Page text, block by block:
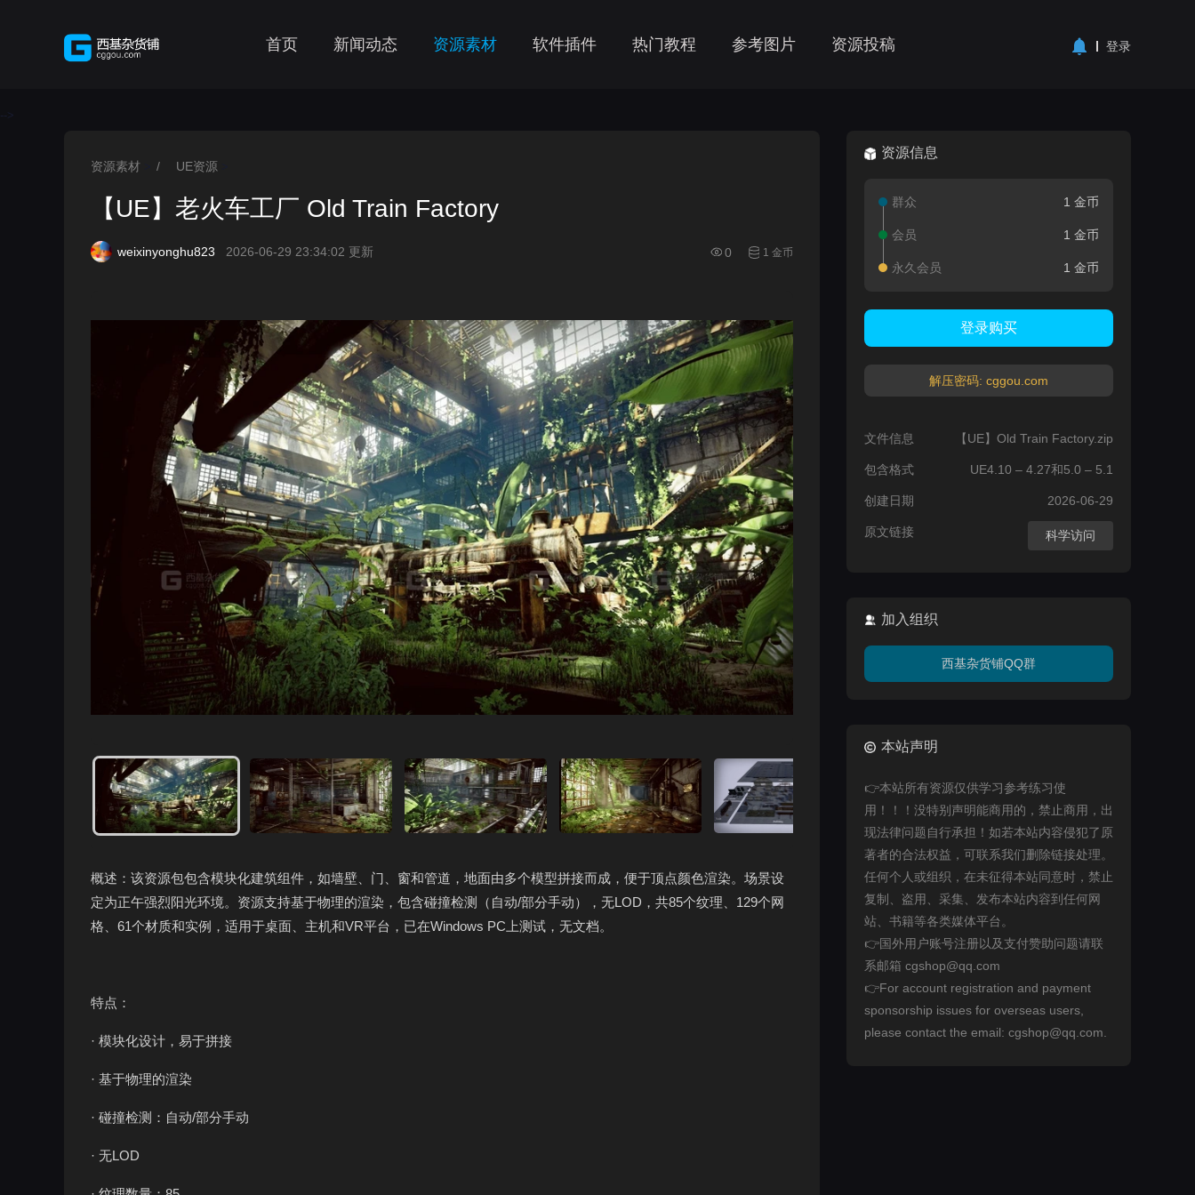
首页 新闻动态 资源素材 软件插件 热门教程 参考图片 资源投稿 登录
-->
资源素材 / UE资源
【UE】老火车工厂 Old Train Factory
weixinyonghu823 2026-06-29 23:34:02 更新 0 1 金币
概述：该资源包包含模块化建筑组件，如墙壁、门、窗和管道，地面由多个模型拼接而成，便于顶点颜色渲染。场景设
定为正午强烈阳光环境。资源支持基于物理的渲染，包含碰撞检测（自动/部分手动），无LOD，共85个纹理、129个网
格、61个材质和实例，适用于桌面、主机和VR平台，已在Windows PC上测试，无文档。
特点：
· 模块化设计，易于拼接
· 基于物理的渲染
· 碰撞检测：自动/部分手动
· 无LOD
资源信息
群众 1 金币
会员 1 金币
永久会员 1 金币
登录购买
解压密码: cggou.com
文件信息 【UE】Old Train Factory.zip
包含格式 UE4.10 – 4.27和5.0 – 5.1
创建日期 2026-06-29
原文链接 科学访问
加入组织
西基杂货铺QQ群
本站声明
👉本站所有资源仅供学习参考练习使
用！！！没特别声明能商用的，禁止商用，出
现法律问题自行承担！如若本站内容侵犯了原
著者的合法权益，可联系我们删除链接处理。
任何个人或组织，在未征得本站同意时，禁止
复制、盗用、采集、发布本站内容到任何网
站、书籍等各类媒体平台。
👉国外用户账号注册以及支付赞助问题请联
系邮箱 cgshop@qq.com
👉For account registration and payment
sponsorship issues for overseas users,
please contact the email: cgshop@qq.com.